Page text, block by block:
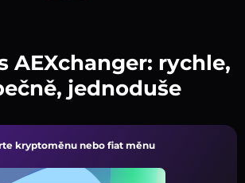
AEXchanger: rychle,
jednoduše
kryptoměnu nebo fiat měnu